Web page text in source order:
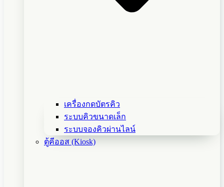
เครื่องกดบัตรคิว
ระบบคิวขนาดเล็ก
ระบบจองคิวผ่านไลน์
ตู้คีออส (Kiosk)